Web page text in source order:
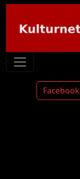
Facebook